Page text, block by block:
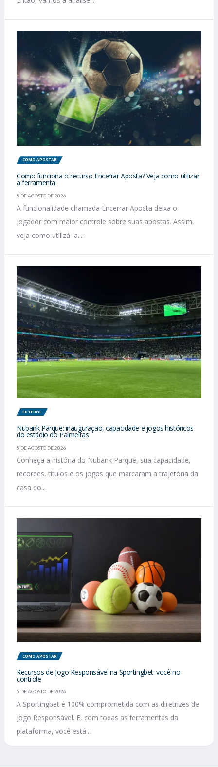
COMO APOSTAR
Como funciona o recurso Encerrar Aposta? Veja como utilizar
a ferramenta
5 DE AGOSTO DE 2026
A funcionalidade chamada Encerrar Aposta deixa o
jogador com maior controle sobre suas apostas. Assim,
veja como utilizá-la....
FUTEBOL
Nubank Parque: inauguração, capacidade e jogos históricos
do estádio do Palmeiras
5 DE AGOSTO DE 2026
Conheça a história do Nubank Parque, sua capacidade,
recordes, títulos e os jogos que marcaram a trajetória da
casa do...
COMO APOSTAR
Recursos de Jogo Responsável na Sportingbet: você no
controle
5 DE AGOSTO DE 2026
A Sportingbet é 100% comprometida com as diretrizes de
Jogo Responsável. E, com todas as ferramentas da
plataforma, você está...